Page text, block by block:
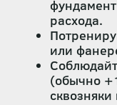
расхода.
или
(обычно